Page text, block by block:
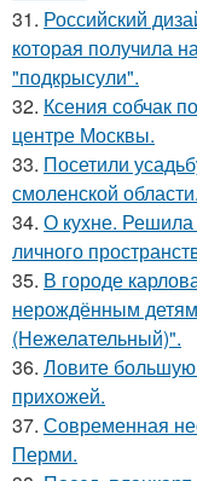
31. Российский
которая получила
"подкрысули".
32. Ксения собчак
центре Москвы.
33. Посетили
смоленской области.
34. О кухне. Решила
личного
35. В городе
нерождённым
(Нежелательный)".
36. Ловите большую
прихожей.
37. Современная
Перми.